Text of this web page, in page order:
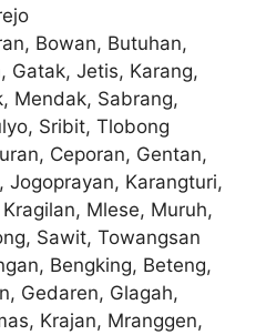
Bowan, Butuhan,
Gatak, Jetis, Karang,
Mendak, Sabrang,
Sribit, Tlobong
Ceporan, Gentan,
Jogoprayan, Karangturi,
Mlese, Muruh,
Sawit, Towangsan
Bengking, Beteng,
Gedaren, Glagah,
Krajan, Mranggen,